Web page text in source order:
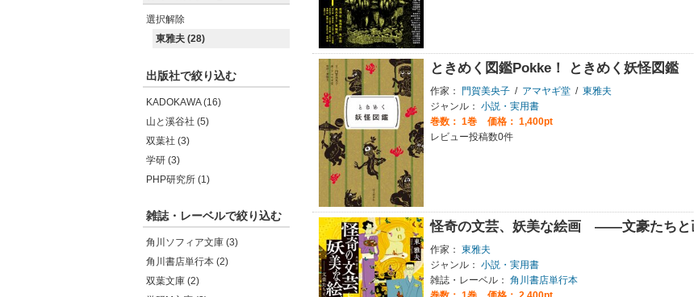
選択解除
東雅夫 (28)
出版社で絞り込む
KADOKAWA (16)
山と溪谷社 (5)
双葉社 (3)
学研 (3)
PHP研究所 (1)
雑誌・レーベルで絞り込む
角川ソフィア文庫 (3)
角川書店単行本 (2)
双葉文庫 (2)
ときめく図鑑Pokke！ ときめく妖怪図鑑
作家： 門賀美央子 / アマヤギ堂 / 東雅夫
ジャンル： 小説・実用書
巻数： 1巻
価格： 1,400pt
レビュー投稿数0件
怪奇の文芸、妖美な絵画 ――文豪たちと
作家： 東雅夫
ジャンル： 小説・実用書
雑誌・レーベル： 角川書店単行本